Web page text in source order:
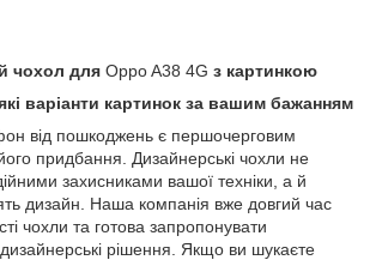
чохол для Oppo A38 4G з картинкою
варіанти картинок за вашим бажанням
від пошкоджень є першочерговим
придбання. Дизайнерські чохли не
захисниками вашої техніки, а й
дизайн. Наша компанія вже довгий час
чохли та готова запропонувати
дизайнерські рішення. Якщо ви шукаєте